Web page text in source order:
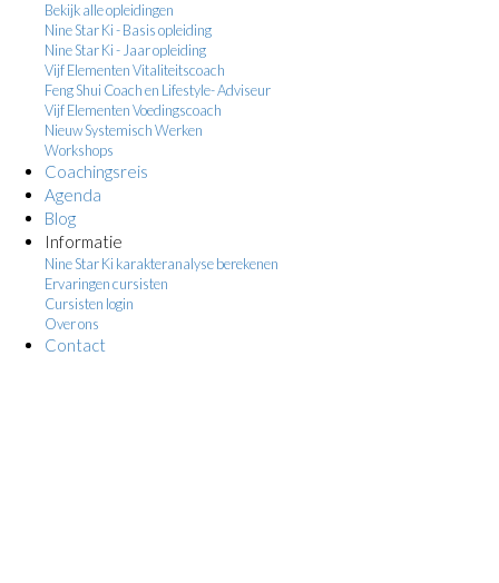
Bekijk alle opleidingen
Nine Star Ki - Basis opleiding
Nine Star Ki - Jaar opleiding
Vijf Elementen Vitaliteitscoach
Feng Shui Coach en Lifestyle- Adviseur
Vijf Elementen Voedingscoach
Nieuw Systemisch Werken
Workshops
Coachingsreis
Agenda
Blog
Informatie
Nine Star Ki karakteranalyse berekenen
Ervaringen cursisten
Cursisten login
Over ons
Contact